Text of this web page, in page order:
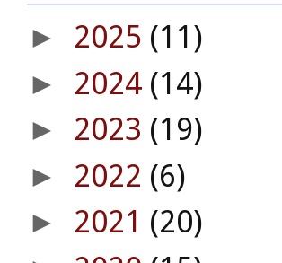
► 2025 (11)
► 2024 (14)
► 2023 (19)
► 2022 (6)
► 2021 (20)